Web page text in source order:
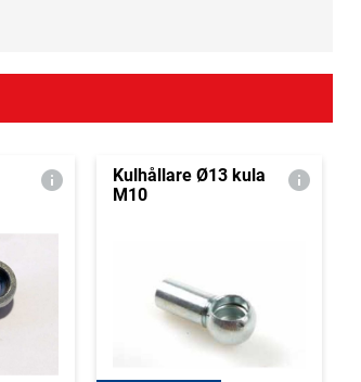
Kulhållare Ø13 kula
M10